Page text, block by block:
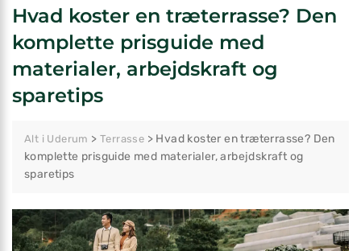
Hvad koster en træterrasse? Den
komplette prisguide med
materialer, arbejdskraft og
sparetips
Alt i Uderum >Terrasse > Hvad koster en træterrasse? Den
komplette prisguide med materialer, arbejdskraft og
sparetips